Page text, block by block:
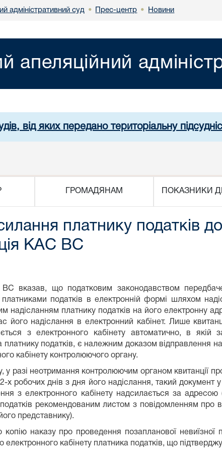
адміністративний суд • Прес-центр • Новини
апеляційний
від яких передано територіальну
ГРОМАДЯНАМ ПОКАЗНИКИ
платнику податків
КАС ВС
вказав, що податковим законодавством
платниками податків в електронній формі шляхом
надісланням платнику податків на його електронну
його надіслання в електронний кабінет. Лише
з електронного кабінету автоматично, в
платнику податків, є належним доказом відправлення
кабінету контролюючого органу.
у разі неотримання контролюючим органом квитанції
х робочих днів з дня його надіслання, такий
з електронного кабінету надсилається за
рекомендованим листом з повідомленням про
представнику).
наказу про проведення позапланової невиїзної
електронного кабінету платника податків, що